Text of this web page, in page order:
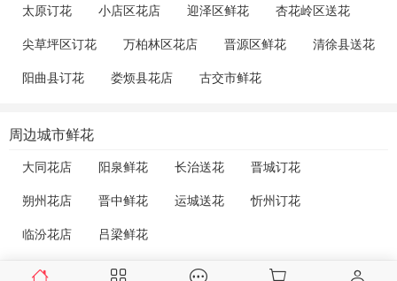
太原订花 小店区花店 迎泽区鲜花 杏花岭区送花
尖草坪区订花 万柏林区花店 晋源区鲜花 清徐县送花
阳曲县订花 娄烦县花店 古交市鲜花
周边城市鲜花
大同花店 阳泉鲜花 长治送花 晋城订花
朔州花店 晋中鲜花 运城送花 忻州订花
临汾花店 吕梁鲜花